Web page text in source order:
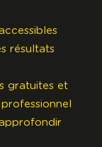
résultats
gratuites et